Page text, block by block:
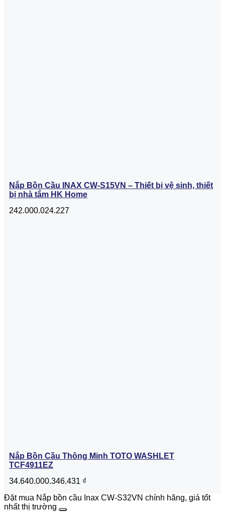
Nắp Bồn Cầu INAX CW-S15VN – Thiết bị vệ sinh, thiết
bị nhà tắm HK Home
242.000.024.227
Nắp Bồn Cầu Thông Minh TOTO WASHLET
TCF4911EZ
34.640.000.346.431 ₫
Đặt mua Nắp bồn cầu Inax CW-S32VN chính hãng, giá tốt
nhất thị trường